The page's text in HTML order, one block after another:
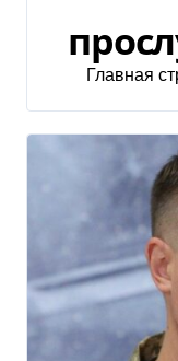
Главная